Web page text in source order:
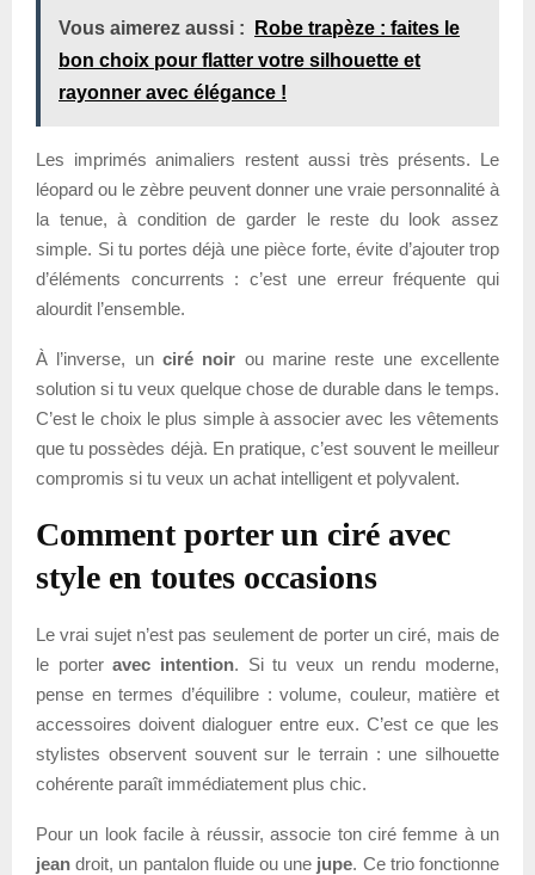
Vous aimerez aussi :
Robe trapèze : faites le
bon choix pour flatter votre silhouette et
rayonner avec élégance !
Les imprimés animaliers restent aussi très présents. Le
léopard ou le zèbre peuvent donner une vraie personnalité à
la tenue, à condition de garder le reste du look assez
simple. Si tu portes déjà une pièce forte, évite d’ajouter trop
d’éléments concurrents : c’est une erreur fréquente qui
alourdit l’ensemble.
À l’inverse, un ciré noir ou marine reste une excellente
solution si tu veux quelque chose de durable dans le temps.
C’est le choix le plus simple à associer avec les vêtements
que tu possèdes déjà. En pratique, c’est souvent le meilleur
compromis si tu veux un achat intelligent et polyvalent.
Comment porter un ciré avec
style en toutes occasions
Le vrai sujet n’est pas seulement de porter un ciré, mais de
le porteravec intention. Si tu veux un rendu moderne,
pense en termes d’équilibre : volume, couleur, matière et
accessoires doivent dialoguer entre eux. C’est ce que les
stylistes observent souvent sur le terrain : une silhouette
cohérente paraît immédiatement plus chic.
Pour un look facile à réussir, associe ton ciré femme à un
jean droit, un pantalon fluide ou une jupe. Ce trio fonctionne